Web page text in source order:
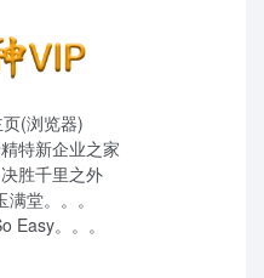
(浏览器)
特新企业之家
胜千里之外
堂。。。
Easy。。。